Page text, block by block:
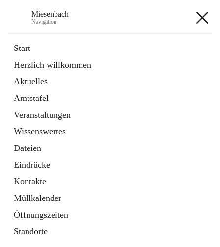
Miesenbach
Navigation
Start
Herzlich willkommen
Aktuelles
Amtstafel
Veranstaltungen
Wissenswertes
Dateien
Eindrücke
Kontakte
Müllkalender
Öffnungszeiten
Standorte
Externe Webseite
in
Tab
Region Schneebergland
Externe Webseite
öffnet
in
neuem
Tab